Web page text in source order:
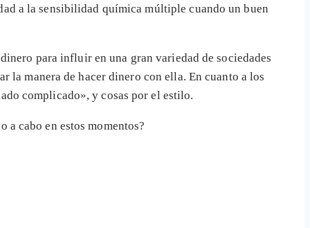
a la sensibilidad química múltiple cuando un buen
para influir en una gran variedad de sociedades
la manera de hacer dinero con ella. En cuanto a los
complicado», y cosas por el estilo.
a cabo en estos momentos?